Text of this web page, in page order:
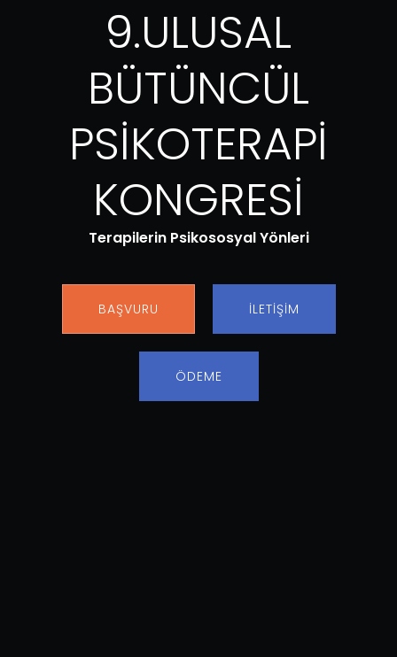
9.ULUSAL
BÜTÜNCÜL
PSİKOTERAPİ
KONGRESİ
Terapilerin Psikososyal Yönleri
BAŞVURU İLETİŞİM
ÖDEME